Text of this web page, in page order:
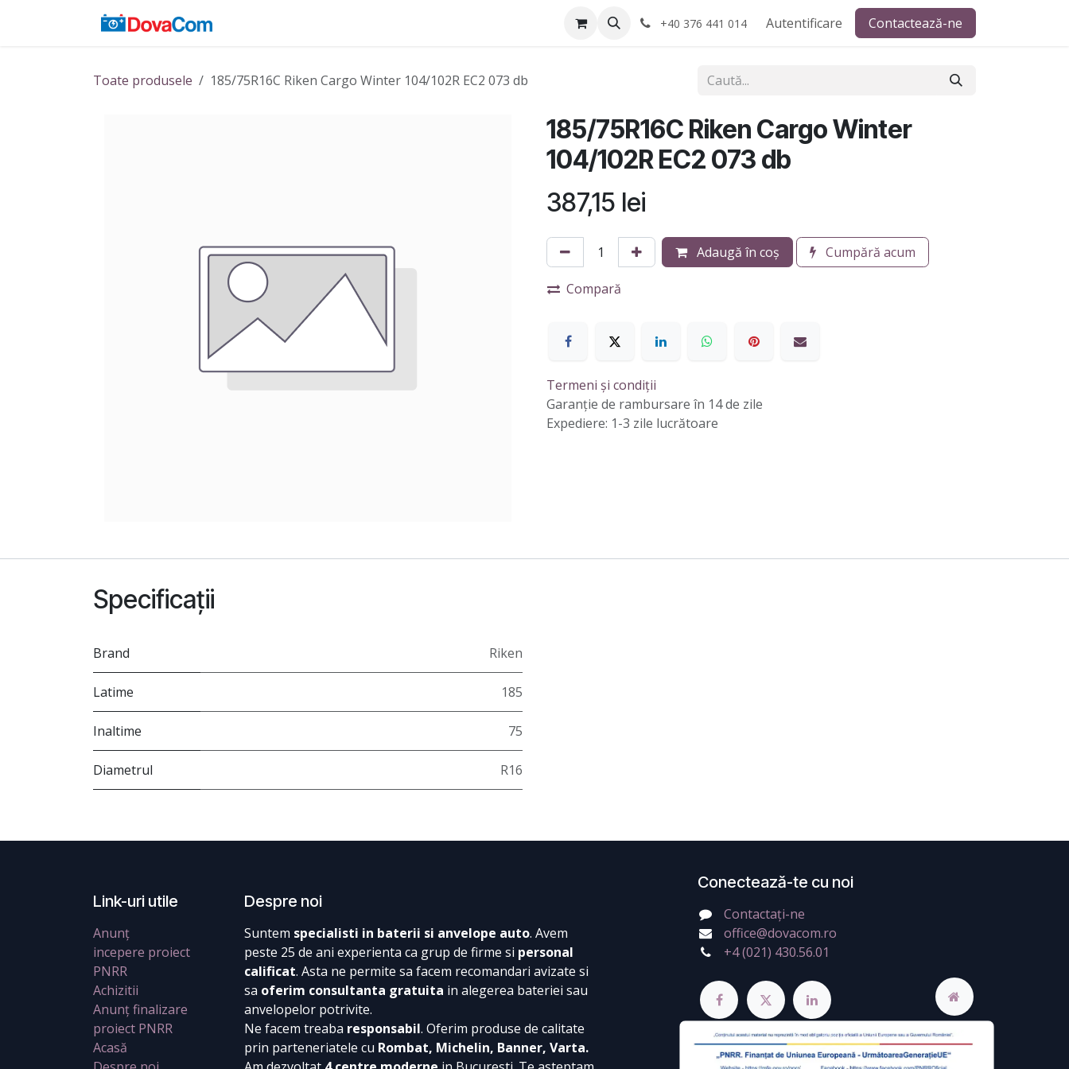
Service-uri montaj +40 376 441 014 Autentificare Contactează-ne
Toate produsele 185/75R16C Riken Cargo Winter 104/102R EC2 073 db
185/75R16C Riken Cargo Winter
104/102R EC2 073 db
387,15 lei
Adaugă în coș Cumpără acum
Compară
Termeni și condiții
Garanție de rambursare în 14 de zile
Expediere: 1-3 zile lucrătoare
Specificații
Brand Riken
Latime 185
Inaltime 75
Diametrul R16
Link-uri utile
Anunț
incepere proiect
PNRR
Achizitii
Anunț finalizare
proiect PNRR
Acasă
Despre noi
Suntem specialisti in baterii si anvelope auto. Avem
peste 25 de ani experienta ca grup de firme si personal
calificat. Asta ne permite sa facem recomandari avizate si
sa oferim consultanta gratuita in alegerea bateriei sau
anvelopelor potrivite.
Ne facem treaba responsabil. Oferim produse de calitate
prin parteneriatele cu Rombat, Michelin, Banner, Varta.
Conectează-te cu noi
Contactați-ne
office@dovacom.ro
+4 (021) 430.56.01